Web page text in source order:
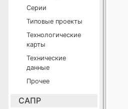
Серии
Типовые проекты
Технологические
карты
Технические
данные
Прочее
САПР